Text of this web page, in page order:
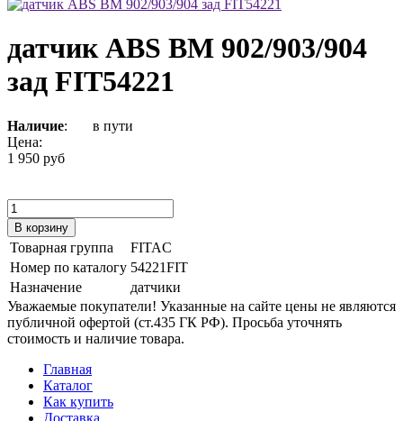
датчик ABS ВМ 902/903/904
зад FIT54221
Наличие:
в пути
Цена:
1 950 руб
Товарная группа
FITAC
Номер по каталогу 54221FIT
Назначение
датчики
Уважаемые покупатели! Указанные на сайте цены не являются
публичной офертой (ст.435 ГК РФ). Просьба уточнять
стоимость и наличие товара.
Главная
Каталог
Как купить
Доставка